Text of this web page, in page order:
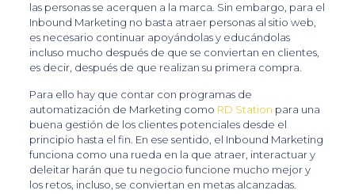
las personas se acerquen a la marca Sin embargo, para el
Inbound Marketing no basta atraer personas al sitio web,
es necesario continuar apoyándolas y educándolas
incluso mucho después de que se conviertan en clientes,
es decir, después de que realizan su primera compra.
Para ello hay que contar con programas de
automatización de Marketing como RD Station para una
buena gestión de los clientes potenciales desde el
principio hasta el fin. En ese sentido, el Inbound Marketing
funciona como una rueda en la que atraer, interactuar y
deleitar harán que tu negocio funcione mucho mejor y
los retos, incluso, se conviertan en metas alcanzadas.